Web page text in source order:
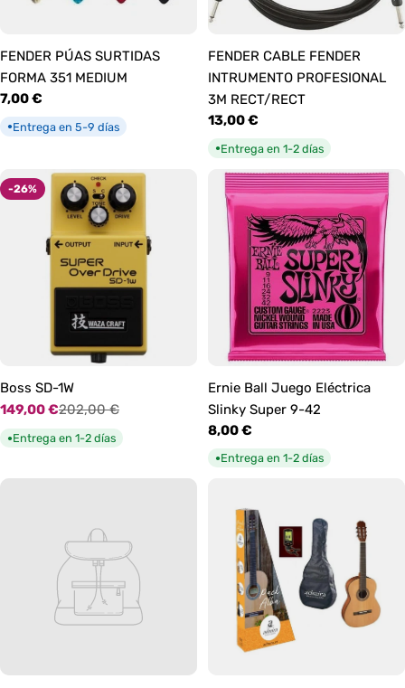
FENDER PÚAS SURTIDAS
FORMA 351 MEDIUM
Precio
habitual
7,00 €
●Entrega en 5-9 días
FENDER CABLE FENDER
INTRUMENTO PROFESIONAL
3M RECT/RECT
Precio
habitual
13,00 €
●Entrega en 1-2 días
-26%
Boss SD-1W
Precio
de
oferta
149,00 €
Precio
habitual
202,00 €
●Entrega en 1-2 días
Ernie Ball Juego Eléctrica
Slinky Super 9-42
Precio
habitual
8,00 €
●Entrega en 1-2 días